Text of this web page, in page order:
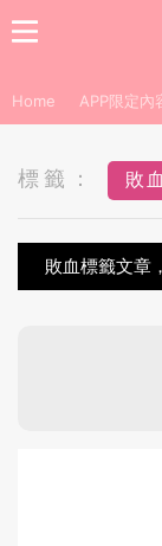
Home APP限定內
標籤： 敗血
敗血標籤文章